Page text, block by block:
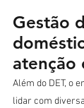
Gestão
atenção
Além do DET, o
lidar com